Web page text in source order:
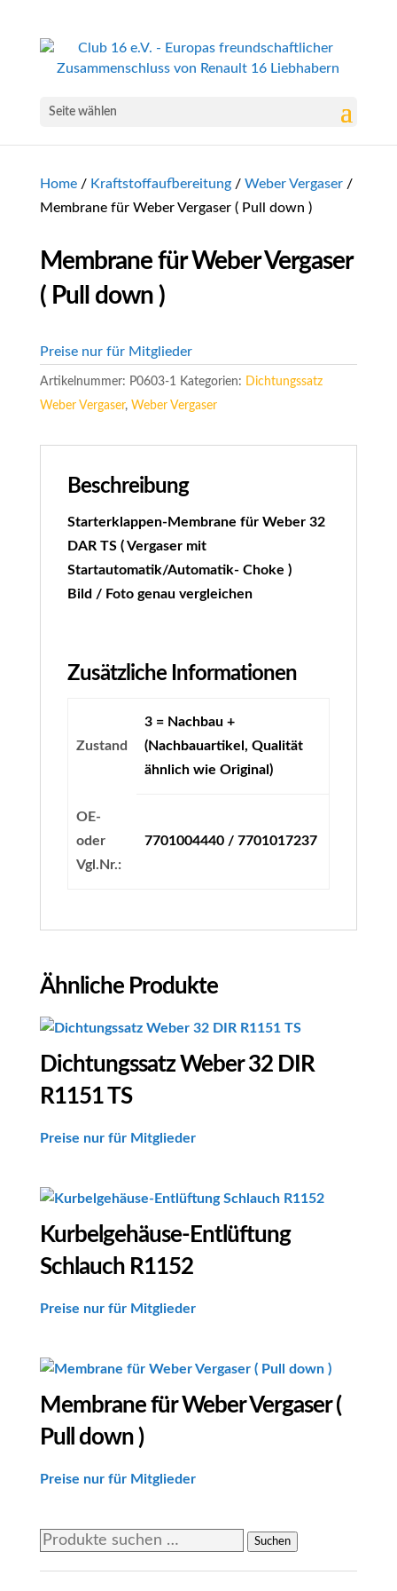
Seite wählen
Home/ Kraftstoffaufbereitung/ Weber Vergaser/
Membrane für Weber Vergaser ( Pull down )
Membrane für Weber Vergaser
( Pull down )
Preise nur für Mitglieder
Artikelnummer: P0603-1 Kategorien: Dichtungssatz
Weber Vergaser, Weber Vergaser
Beschreibung
Starterklappen-Membrane für Weber 32
DAR TS ( Vergaser mit
Startautomatik/Automatik- Choke )
Bild / Foto genau vergleichen
Zusätzliche Informationen
Zustand
3 = Nachbau +
(Nachbauartikel, Qualität
ähnlich wie Original)
OE-
oder
Vgl.Nr.:
7701004440 / 7701017237
Ähnliche Produkte
Dichtungssatz Weber 32 DIR
R1151 TS
Preise nur für Mitglieder
Kurbelgehäuse-Entlüftung
Schlauch R1152
Preise nur für Mitglieder
Membrane für Weber Vergaser (
Pull down )
Preise nur für Mitglieder
Suchen
Suchen